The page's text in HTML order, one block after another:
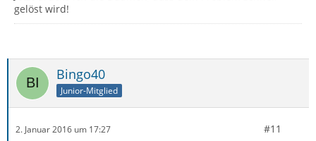
gelöst wird!
Bingo40
Junior-Mitglied
2. Januar 2016 um 17:27 #11